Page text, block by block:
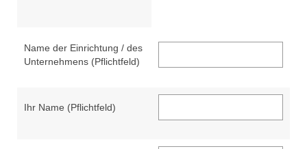
Name der Einrichtung / des
Unternehmens (Pflichtfeld)
Ihr Name (Pflichtfeld)